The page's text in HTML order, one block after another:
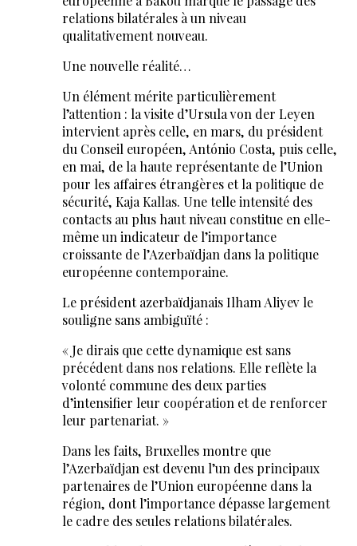
relations bilatérales à un niveau
qualitativement nouveau.
Une nouvelle réalité…
Un élément mérite particulièrement
l’attention : la visite d’Ursula von der Leyen
intervient après celle, en mars, du président
du Conseil européen, António Costa, puis celle,
en mai, de la haute représentante de l’Union
pour les affaires étrangères et la politique de
sécurité, Kaja Kallas. Une telle intensité des
contacts au plus haut niveau constitue en elle-
même un indicateur de l’importance
croissante de l’Azerbaïdjan dans la politique
européenne contemporaine.
Le président azerbaïdjanais Ilham Aliyev le
souligne sans ambiguïté :
« Je dirais que cette dynamique est sans
précédent dans nos relations. Elle reflète la
volonté commune des deux parties
d’intensifier leur coopération et de renforcer
leur partenariat. »
Dans les faits, Bruxelles montre que
l’Azerbaïdjan est devenu l’un des principaux
partenaires de l’Union européenne dans la
région, dont l’importance dépasse largement
le cadre des seules relations bilatérales.